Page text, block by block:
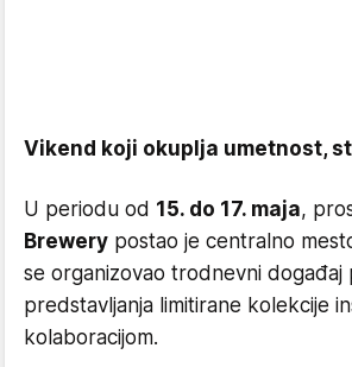
Vikend koji okuplja umetnost,
U periodu od 15. do 17. maja,
Brewery postao je centralno
se organizovao trodnevni događaj
predstavljanja limitirane kolekcije
kolaboracijom.